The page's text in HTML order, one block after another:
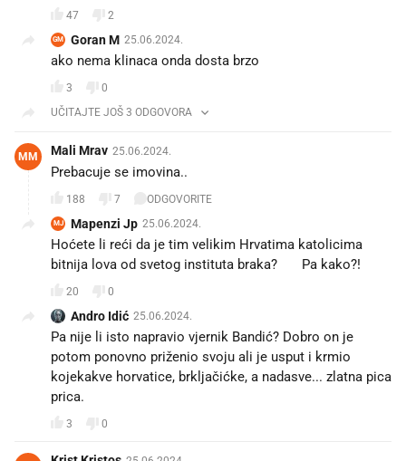
47 2
GM Goran M 25.06.2024.
ako nema klinaca onda dosta brzo
3
0
UČITAJTE JOŠ 3 ODGOVORA
MM Mali Mrav 25.06.2024.
Prebacuje se imovina..😎
188 7 ODGOVORITE
MJ Mapenzi Jp 25.06.2024.
Hoćete li reći da je tim velikim Hrvatima katolicima
bitnija lova od svetog instituta braka? 😁 Pa kako?!
20 0
Andro Idić 25.06.2024.
Pa nije li isto napravio vjernik Bandić? Dobro on je
potom ponovno priženio svoju ali je usput i krmio
kojekakve horvatice, brkljačićke, a nadasve... zlatna pica
prica.
3 0